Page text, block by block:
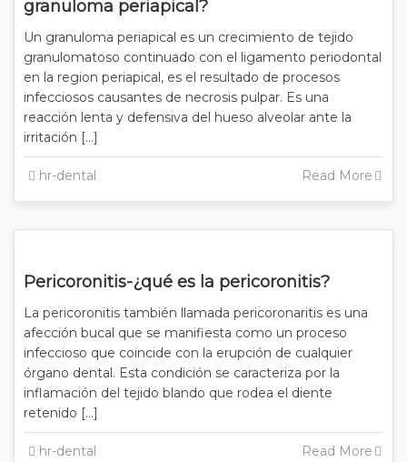
granuloma periapical?
Un granuloma periapical es un crecimiento de tejido
granulomatoso continuado con el ligamento periodontal
en la region periapical, es el resultado de procesos
infecciosos causantes de necrosis pulpar. Es una
reacción lenta y defensiva del hueso alveolar ante la
irritación […]
hr-dental Read More
Pericoronitis-¿qué es la pericoronitis?
La pericoronitis también llamada pericoronaritis es una
afección bucal que se manifiesta como un proceso
infeccioso que coincide con la erupción de cualquier
órgano dental. Esta condición se caracteriza por la
inflamación del tejido blando que rodea el diente
retenido […]
hr-dental Read More